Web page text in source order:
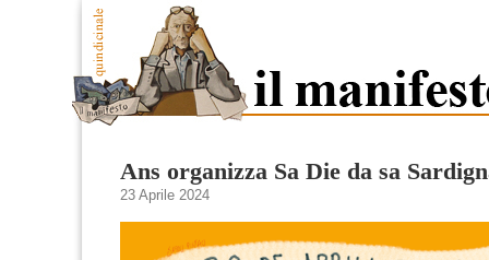
Ans organizza Sa Die da sa
23 Aprile 2024